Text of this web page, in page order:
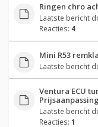
Ringen chro
Laatste bericht
Reacties: 4
Mini R53
Laatste bericht
Ventura ECU
Laatste bericht
Reacties: 1